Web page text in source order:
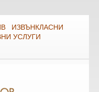
ИЗВЪНКЛАСНИ
УСЛУГИ